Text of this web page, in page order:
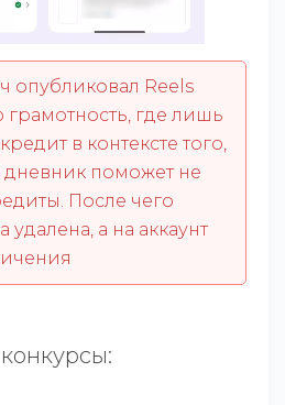
опубликовал Reels
где лишь
в контексте того,
поможет не
После чего
а на аккаунт